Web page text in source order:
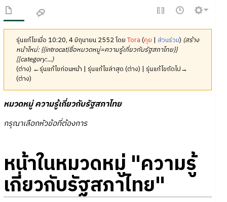
รุ่นแก้ไขเมื่อ 10:20, 4 มิถุนายน 2552 โดยTora(คุย | ส่วนร่วม) (สร้าง
หน้าใหม่: {{introcat|ชื่อหมวดหมู่=ความรู้เกี่ยวกับรัฐสภาไทย}}
[[category:...)
(ต่าง) ←รุ่นแก้ไขก่อนหน้า | รุ่นแก้ไขล่าสุด (ต่าง) | รุ่นแก้ไขถัดไป→
(ต่าง)
หมวดหมู่ความรู้เกี่ยวกับรัฐสภาไทย
กรุณาเลือกหัวข้อที่ต้องการ
หน้าในหมวดหมู่ "ความรู้
เกี่ยวกับรัฐสภาไทย"